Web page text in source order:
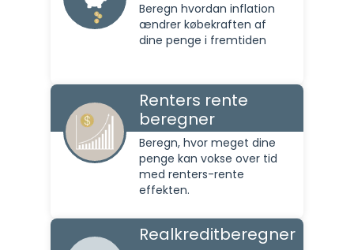
Beregn hvordan inflation
ændrer købekraften af
dine penge i fremtiden
Renters rente
beregner
Beregn, hvor meget dine
penge kan vokse over tid
med renters-rente
effekten.
Realkreditberegner